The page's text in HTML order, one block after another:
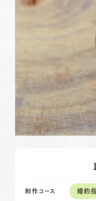
ベビーリング
ペ
お店を探す
制作コース 婚約
第
※
名古屋店
営業時間
第
※
岡崎店
営業時間
営業時間
定休日
火